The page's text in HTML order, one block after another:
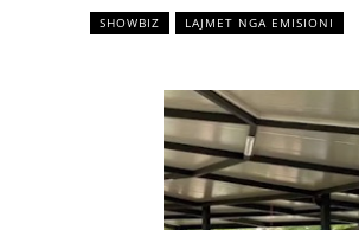
SHOWBIZ LAJMET NGA EMISIONI